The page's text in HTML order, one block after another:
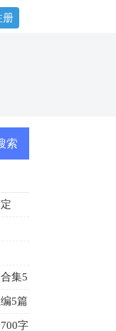
册
集5
5篇
字